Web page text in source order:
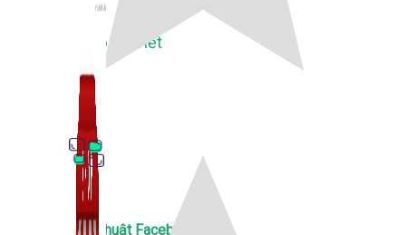
1,066 bài viết
Thủ Thuật Facebook